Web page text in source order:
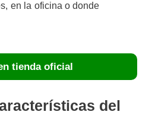
en la oficina o donde
tienda oficial
del